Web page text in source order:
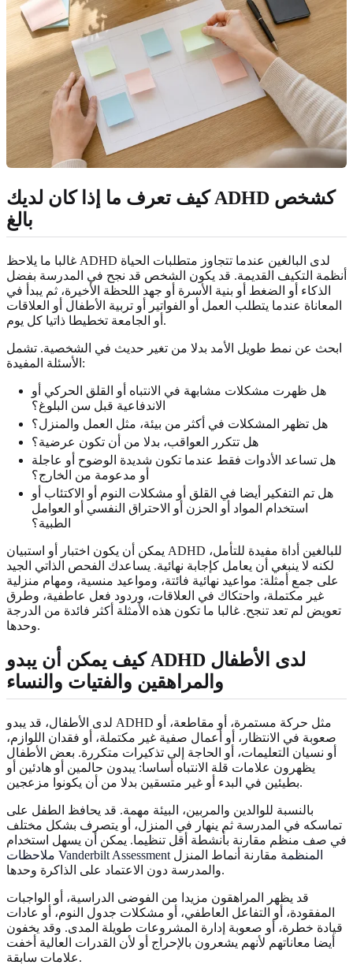
كيف تعرف ما إذا كان لديك ADHD كشخص
بالغ
غالبا ما يلاحظ ADHD لدى البالغين عندما تتجاوز متطلبات الحياة
أنظمة التكيف القديمة. قد يكون الشخص قد نجح في المدرسة بفضل
الذكاء أو الضغط أو بنية الأسرة أو جهد اللحظة الأخيرة، ثم يبدأ في
المعاناة عندما يتطلب العمل أو الفواتير أو تربية الأطفال أو العلاقات
أو الجامعة تخطيطا ذاتيا كل يوم.
ابحث عن نمط طويل الأمد بدلا من تغير حديث في الشخصية. تشمل
الأسئلة المفيدة:
هل ظهرت مشكلات مشابهة في الانتباه أو القلق الحركي أو
الاندفاعية قبل سن البلوغ؟
هل تظهر المشكلات في أكثر من بيئة، مثل العمل والمنزل؟
هل تتكرر العواقب، بدلا من أن تكون عرضية؟
هل تساعد الأدوات فقط عندما تكون شديدة الوضوح أو عاجلة
أو مدعومة من الخارج؟
هل تم التفكير أيضا في القلق أو مشكلات النوم أو الاكتئاب أو
استخدام المواد أو الحزن أو الاحتراق النفسي أو العوامل
الطبية؟
يمكن أن يكون اختبار أو استبيان ADHD للبالغين أداة مفيدة للتأمل،
لكنه لا ينبغي أن يعامل كإجابة نهائية. يساعدك الفحص الذاتي الجيد
على جمع أمثلة: مواعيد نهائية فائتة، ومواعيد منسية، ومهام منزلية
غير مكتملة، واحتكاك في العلاقات، وردود فعل عاطفية، وطرق
تعويض لم تعد تنجح. غالبا ما تكون هذه الأمثلة أكثر فائدة من الدرجة
وحدها.
كيف يمكن أن يبدو ADHD لدى الأطفال
والمراهقين والفتيات والنساء
لدى الأطفال، قد يبدو ADHD مثل حركة مستمرة، أو مقاطعة، أو
صعوبة في الانتظار، أو أعمال صفية غير مكتملة، أو فقدان اللوازم،
أو نسيان التعليمات، أو الحاجة إلى تذكيرات متكررة. بعض الأطفال
يظهرون علامات قلة الانتباه أساسا: يبدون حالمين أو هادئين أو
بطيئين في البدء أو غير متسقين بدلا من أن يكونوا مزعجين.
بالنسبة للوالدين والمربين، البيئة مهمة. قد يحافظ الطفل على
تماسكه في المدرسة ثم ينهار في المنزل، أو يتصرف بشكل مختلف
في صف منظم مقارنة بأنشطة أقل تنظيما. يمكن أن يسهل استخدام
ملاحظات Vanderbilt Assessment المنظمة مقارنة أنماط المنزل
والمدرسة دون الاعتماد على الذاكرة وحدها.
قد يظهر المراهقون مزيدا من الفوضى الدراسية، أو الواجبات
المفقودة، أو التفاعل العاطفي، أو مشكلات جدول النوم، أو عادات
قيادة خطرة، أو صعوبة إدارة المشروعات طويلة المدى. وقد يخفون
أيضا معاناتهم لأنهم يشعرون بالإحراج أو لأن القدرات العالية أخفت
علامات سابقة.